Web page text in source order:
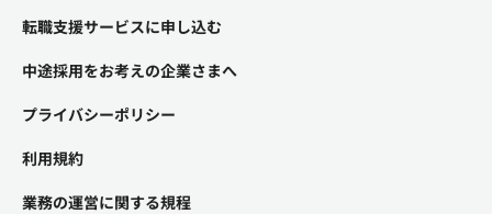
転職支援サービスに申し込む
中途採用をお考えの企業さまへ
プライバシーポリシー
利用規約
業務の運営に関する規程